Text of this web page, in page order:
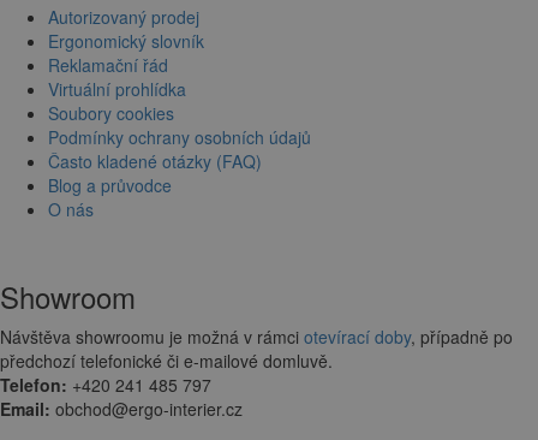
Autorizovaný prodej
Ergonomický slovník
Reklamační řád
Virtuální prohlídka
Soubory cookies
Podmínky ochrany osobních údajů
Často kladené otázky (FAQ)
Blog a průvodce
O nás
Showroom
Návštěva showroomu je možná v rámci otevírací doby, případně po
předchozí telefonické či e-mailové domluvě.
Telefon: +420 241 485 797
Email: obchod@ergo-interier.cz